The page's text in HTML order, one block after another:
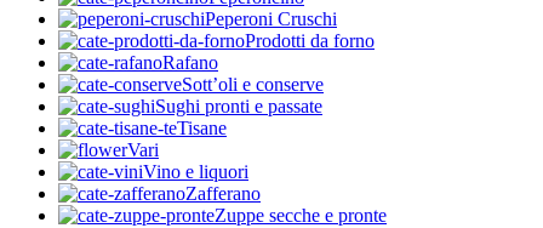
Peperoni Cruschi
Prodotti da forno
Rafano
Sott’oli e conserve
Sughi pronti e passate
Tisane
Vari
Vino e liquori
Zafferano
Zuppe secche e pronte